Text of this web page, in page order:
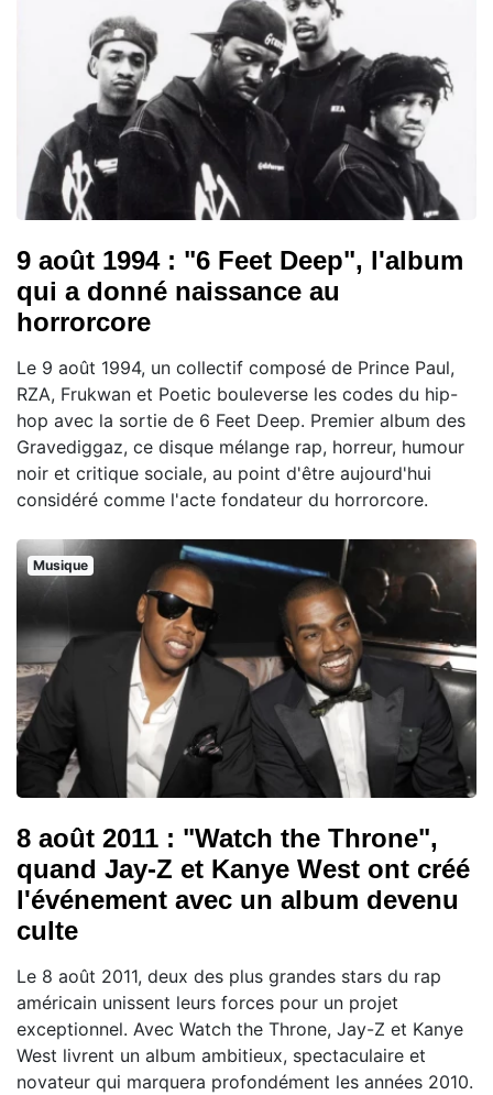
9 août 1994 : "6 Feet Deep", l'album
qui a donné naissance au
horrorcore
Le 9 août 1994, un collectif composé de Prince Paul,
RZA, Frukwan et Poetic bouleverse les codes du hip-
hop avec la sortie de 6 Feet Deep. Premier album des
Gravediggaz, ce disque mélange rap, horreur, humour
noir et critique sociale, au point d'être aujourd'hui
considéré comme l'acte fondateur du horrorcore.
Musique
8 août 2011 : "Watch the Throne",
quand Jay-Z et Kanye West ont créé
l'événement avec un album devenu
culte
Le 8 août 2011, deux des plus grandes stars du rap
américain unissent leurs forces pour un projet
exceptionnel. Avec Watch the Throne, Jay-Z et Kanye
West livrent un album ambitieux, spectaculaire et
novateur qui marquera profondément les années 2010.